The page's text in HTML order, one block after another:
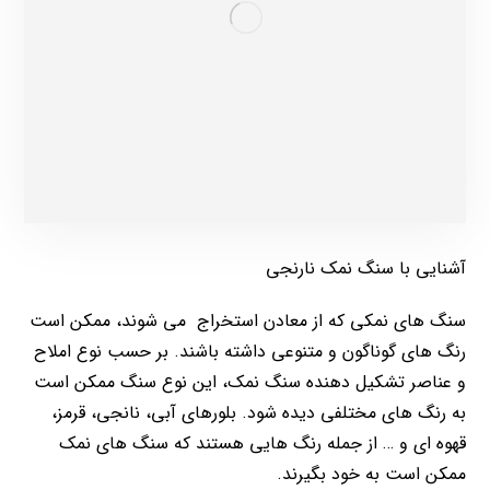
آشنایی با سنگ نمک نارنجی
سنگ های نمکی که از معادن استخراج می شوند، ممکن است
رنگ های گوناگون و متنوعی داشته باشند. بر حسب نوع املاح
و عناصر تشکیل دهنده سنگ نمک، این نوع سنگ ممکن است
به رنگ های مختلفی دیده شود. بلورهای آبی، نانجی، قرمز،
قهوه ای و … از جمله رنگ هایی هستند که سنگ های نمک
ممکن است به خود بگیرند.